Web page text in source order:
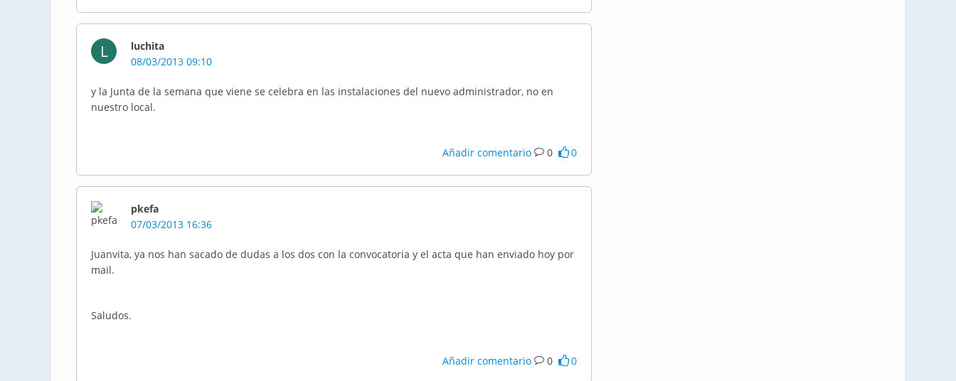
L
luchita
08/03/2013 09:10
y la Junta de la semana que viene se celebra en las instalaciones del nuevo administrador, no en
nuestro local.
Añadir comentario 0 0
pkefa
07/03/2013 16:36
Juanvita, ya nos han sacado de dudas a los dos con la convocatoria y el acta que han enviado hoy por
mail.
Saludos.
Añadir comentario 0 0